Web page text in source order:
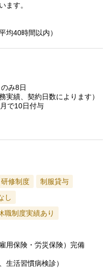
ます。
均40時間以内）
み8日
実績、契約日数によります）
で10日付与
研修制度
制服貸与
し
職制度実績あり
用保険・労災保険）完備
生活習慣病検診）